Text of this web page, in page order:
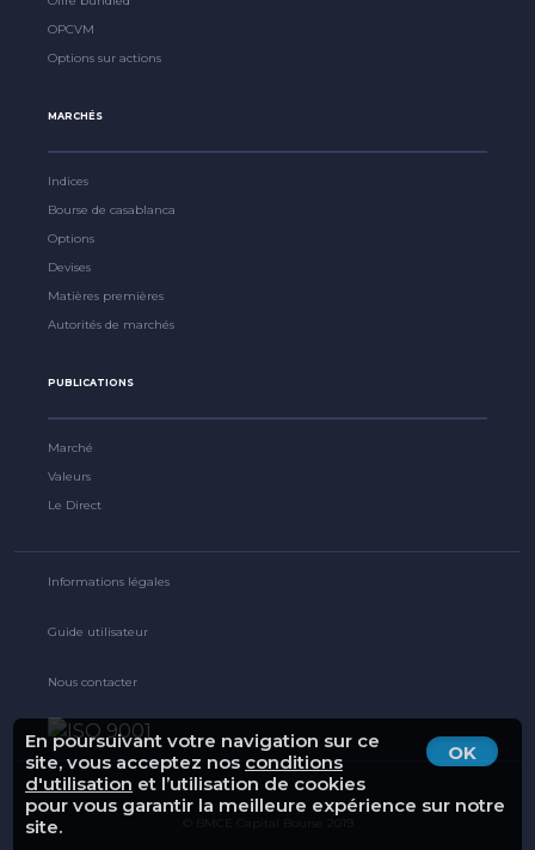
OK
En poursuivant votre navigation sur ce
site, vous acceptez nos conditions
d'utilisation et l’utilisation de cookies
pour vous garantir la meilleure expérience sur notre
site.
OPCVM
Options sur actions
MARCHÉS
Indices
Bourse de casablanca
Options
Devises
Matières premières
Autorités de marchés
PUBLICATIONS
Marché
Valeurs
Le Direct
Informations légales
Guide utilisateur
Nous contacter